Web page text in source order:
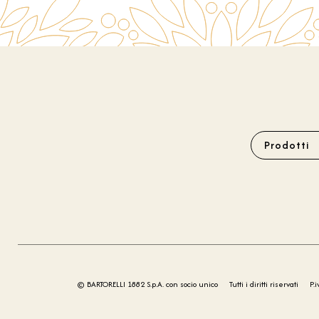
Prodotti
© BARTORELLI 1882 S.p.A. con socio unico Tutti i diritti riservati